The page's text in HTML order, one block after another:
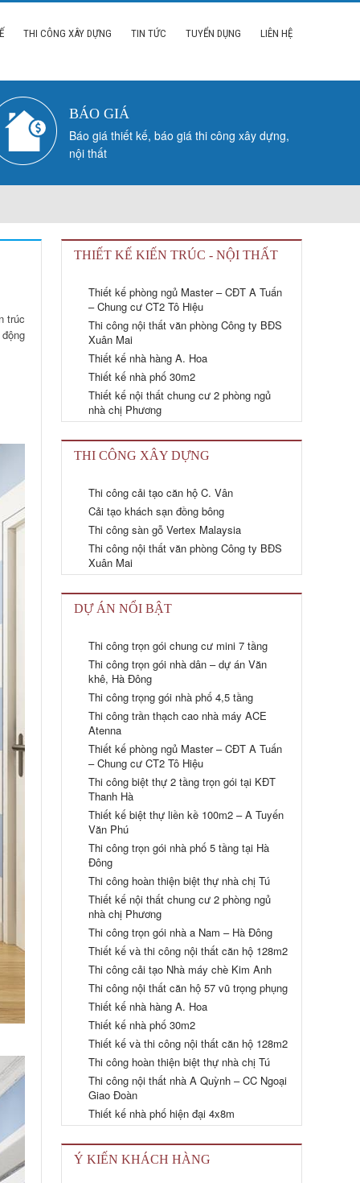
THI CÔNG XÂY DỰNG TIN TỨC TUYỂN DỤNG LIÊN HỆ
BÁO GIÁ
Báo giá thiết kế, báo giá thi công xây dựng,
nội thất
trúc
THIẾT KẾ KIẾN TRÚC - NỘI THẤT
Thiết kế phòng ngủ Master – CĐT A Tuấn
– Chung cư CT2 Tô Hiệu
Thi công nội thất văn phòng Công ty BĐS
Xuân Mai
Thiết kế nhà hàng A. Hoa
Thiết kế nhà phố 30m2
Thiết kế nội thất chung cư 2 phòng ngủ
nhà chị Phương
THI CÔNG XÂY DỰNG
Thi công cải tạo căn hộ C. Vân
Cải tạo khách sạn đồng bông
Thi công sàn gỗ Vertex Malaysia
Thi công nội thất văn phòng Công ty BĐS
Xuân Mai
DỰ ÁN NỔI BẬT
Thi công trọn gói chung cư mini 7 tầng
Thi công trọn gói nhà dân – dự án Văn
khê, Hà Đông
Thi công trọng gói nhà phố 4,5 tầng
Thi công trần thạch cao nhà máy ACE
Atenna
Thiết kế phòng ngủ Master – CĐT A Tuấn
– Chung cư CT2 Tô Hiệu
Thi công biệt thự 2 tầng trọn gói tại KĐT
Thanh Hà
Thiết kế biệt thự liền kề 100m2 – A Tuyến
Văn Phú
Thi công trọn gói nhà phố 5 tầng tại Hà
Đông
Thi công hoàn thiện biệt thự nhà chị Tú
Thiết kế nội thất chung cư 2 phòng ngủ
nhà chị Phương
Thi công trọn gói nhà a Nam – Hà Đông
Thiết kế và thi công nội thất căn hộ 128m2
Thi công cải tạo Nhà máy chè Kim Anh
Thi công nội thất căn hộ 57 vũ trọng phụng
Thiết kế nhà hàng A. Hoa
Thiết kế nhà phố 30m2
Thiết kế và thi công nội thất căn hộ 128m2
Thi công hoàn thiện biệt thự nhà chị Tú
Thi công nội thất nhà A Quỳnh – CC Ngoại
Giao Đoàn
Thiết kế nhà phố hiện đại 4x8m
Ý KIẾN KHÁCH HÀNG
A Tuấn Anh
Chung cư 30 Phạm văn Đồng
Tôi được người quen giới thiệu đến văn phòng
Kiến trúc jono để thi công nội thất căn hộ
54m2. Về tiến độ và chất lượng rất đảm bảo.